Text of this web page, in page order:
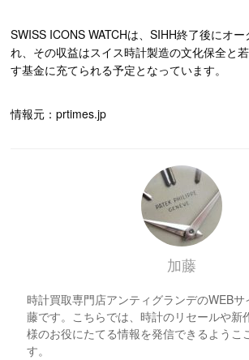
SWISS ICONS WATCHは、SIHH終了後にオー
れ、その収益はスイス時計製造の文化保全と
す基金に充てられる予定となっています。
情報元：prtimes.jp
加藤
時計買取専門店アンティグランデのWEB
藤です。こちらでは、時計のリセールや新
様のお役にたてる情報を発信できるようこ
す。